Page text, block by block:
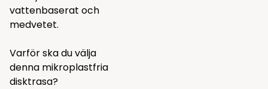
vattenbaserat och
medvetet.
Varför ska du välja
denna mikroplastfria
disktrasa?